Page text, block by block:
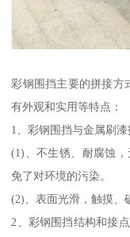
彩钢围挡主要的拼接方
有外观和实用等特点：
1、彩钢围挡与金属刷漆
(1)、不生锈、耐腐蚀
免了对环境的污染。
(2)、表面光滑，触摸、
2、彩钢围挡结构和接